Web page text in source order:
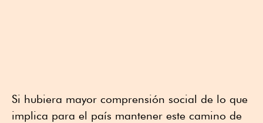
Si hubiera mayor comprensión social de lo que
implica para el país mantener este camino de